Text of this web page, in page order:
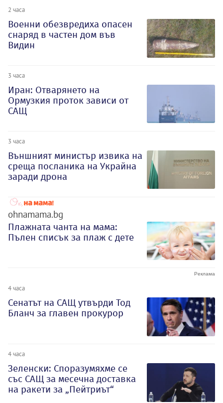
2 часа
Военни обезвредиха опасен
снаряд в частен дом във
Видин
3 часа
Иран: Отварянето на
Ормузкия проток зависи от
САЩ
3 часа
Външният министър извика на
среща посланика на Украйна
заради дрона
ohnamama.bg
Плажната чанта на мама:
Пълен списък за плаж с дете
4 часа
Сенатът на САЩ утвърди Тод
Бланч за главен прокурор
4 часа
Зеленски: Споразумяхме се
със САЩ за месечна доставка
на ракети за „Пейтриът“